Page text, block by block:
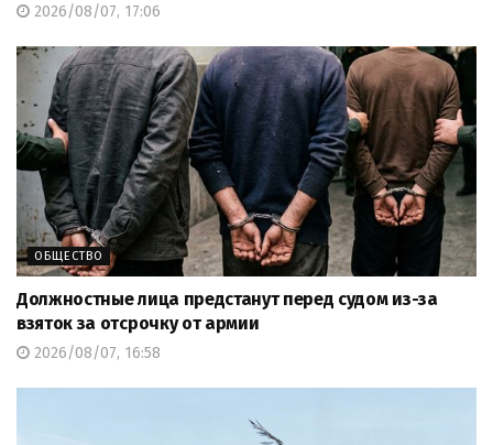
2026/08/07, 17:06
ОБЩЕСТВО
Должностные лица предстанут перед судом из-за
взяток за отсрочку от армии
2026/08/07, 16:58